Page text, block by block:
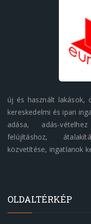
új és használt lakások,
kereskedelmi és ipari
adása, adás-
felújításhoz,
közvetítése, ingatlanok
OLDALTÉRKÉP